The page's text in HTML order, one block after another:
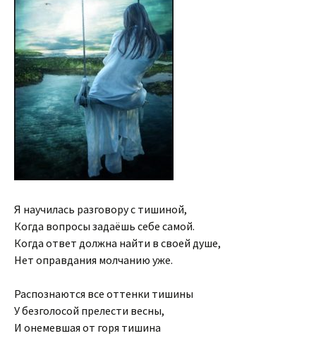
Я научилась разговору с тишиной,
Когда вопросы задаёшь себе самой.
Когда ответ должна найти в своей душе,
Нет оправдания молчанию уже.
Распознаются все оттенки тишины
У безголосой прелести весны,
И онемевшая от горя тишина